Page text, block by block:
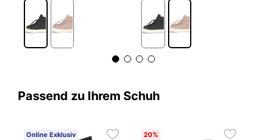
Passend zu Ihrem Schuh
Online Exklusiv
20%